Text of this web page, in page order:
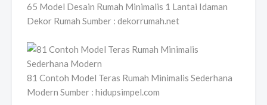
65 Model Desain Rumah Minimalis 1 Lantai Idaman
Dekor Rumah Sumber : dekorrumah.net
81 Contoh Model Teras Rumah Minimalis Sederhana
Modern Sumber : hidupsimpel.com